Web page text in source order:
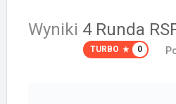
Wyniki 4 Runda
TURBO 0